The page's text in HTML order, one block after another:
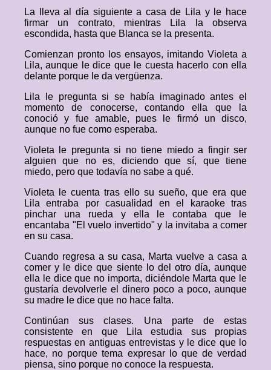
La lleva al día siguiente a casa de Lila y le hace
firmar un contrato, mientras Lila la observa
escondida, hasta que Blanca se la presenta.
Comienzan pronto los ensayos, imitando Violeta a
Lila, aunque le dice que le cuesta hacerlo con ella
delante porque le da vergüenza.
Lila le pregunta si se había imaginado antes el
momento de conocerse, contando ella que la
conoció y fue amable, pues le firmó un disco,
aunque no fue como esperaba.
Violeta le pregunta si no tiene miedo a fingir ser
alguien que no es, diciendo que sí, que tiene
miedo, pero que todavía no sabe a qué.
Violeta le cuenta tras ello su sueño, que era que
Lila entraba por casualidad en el karaoke tras
pinchar una rueda y ella le contaba que le
encantaba "El vuelo invertido" y la invitaba a comer
en su casa.
Cuando regresa a su casa, Marta vuelve a casa a
comer y le dice que siente lo del otro día, aunque
ella le dice que no importa, diciéndole Marta que le
gustaría devolverle el dinero poco a poco, aunque
su madre le dice que no hace falta.
Continúan sus clases. Una parte de estas
consistente en que Lila estudia sus propias
respuestas en antiguas entrevistas y le dice que lo
hace, no porque tema expresar lo que de verdad
piensa, sino porque no conoce la respuesta.